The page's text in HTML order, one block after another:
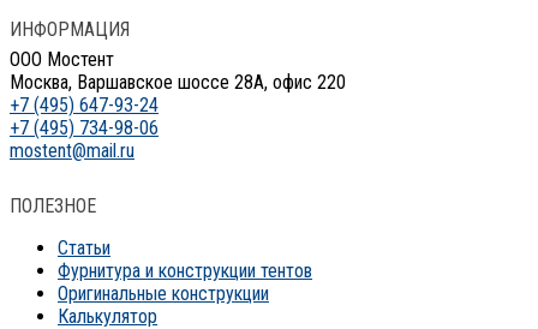
ИНФОРМАЦИЯ
ООО Мостент
Москва, Варшавское шоссе 28А, офис 220
+7 (495) 647-93-24
+7 (495) 734-98-06
mostent@mail.ru
ПОЛЕЗНОЕ
Статьи
Фурнитура и конструкции тентов
Оригинальные конструкции
Калькулятор